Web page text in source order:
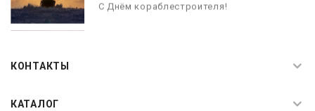
С Днём кораблестроителя!
КОНТАКТЫ
КАТАЛОГ